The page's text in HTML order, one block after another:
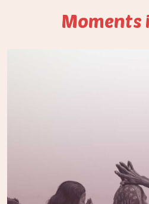
Moments